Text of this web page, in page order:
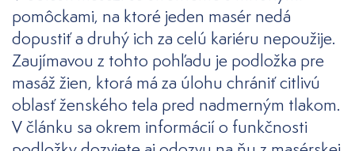
pomôckami, na ktoré jeden masér nedá
dopustiť a druhý ich za celú kariéru nepoužije.
Zaujímavou z tohto pohľadu je podložka pre
masáž žien, ktorá má za úlohu chrániť citlivú
oblasť ženského tela pred nadmerným tlakom.
V článku sa okrem informácií o funkčnosti